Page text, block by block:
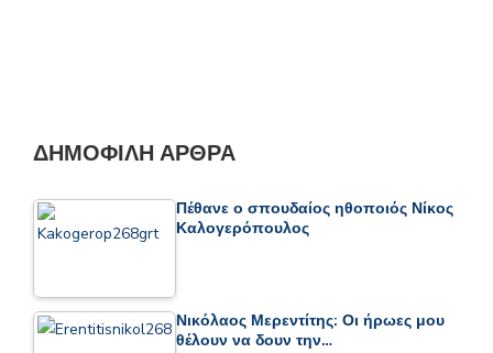
ΔΗΜΟΦΙΛΉ ΆΡΘΡΑ
Πέθανε ο σπουδαίος ηθοποιός Νίκος
Καλογερόπουλος
Νικόλαος Μερεντίτης: Οι ήρωες μου
θέλουν να δουν την…